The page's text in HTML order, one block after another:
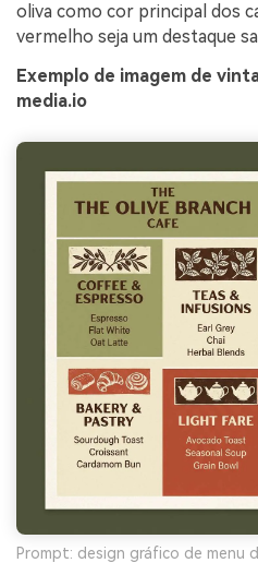
oliva como cor principal dos
vermelho seja um destaque
Exemplo de imagem de
media.io
Prompt: design gráfico de menu